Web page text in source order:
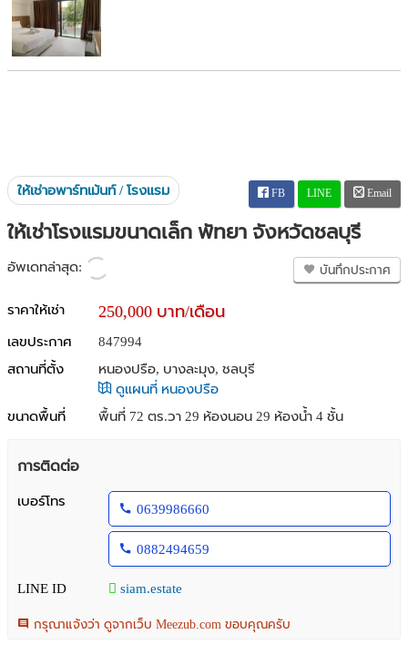
ให้เช่าอพาร์ทเม้นท์ / โรงแรม FB LINE Email
ให้เช่าโรงแรมขนาดเล็ก พัทยา จังหวัดชลบุรี
อัพเดทล่าสุด: บันทึกประกาศ
ราคาให้เช่า 250,000 บาท/เดือน
เลขประกาศ
847994
สถานที่ตั้ง
หนองปรือ, บางละมุง, ชลบุรี
ดูแผนที่ หนองปรือ
ขนาดพื้นที่
พื้นที่ 72 ตร.วา 29 ห้องนอน 29 ห้องน้ำ 4 ชั้น
การติดต่อ
เบอร์โทร
0639986660
0882494659
LINE ID siam.estate
กรุณาแจ้งว่า ดูจากเว็บ Meezub.com ขอบคุณครับ